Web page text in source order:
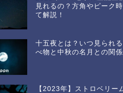
見れるの？方角やピーク
て解説！
十五夜とは？いつ見られ
べ物と中秋の名月との関
【2023年】ストロベリー